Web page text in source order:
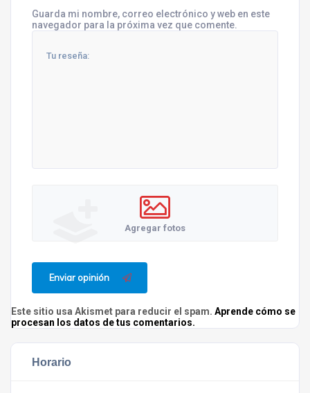
Guarda mi nombre, correo electrónico y web en este
navegador para la próxima vez que comente.
Agregar fotos
Enviar opinión
Este sitio usa Akismet para reducir el spam. Aprende cómo se
procesan los datos de tus comentarios.
Horario